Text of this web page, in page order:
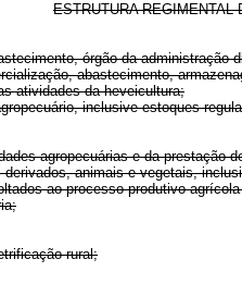
ESTRUTURA REGIMENTAL
órgão da
abastecimento,
atividades da heveicultura;
inclusive estoques
agropecuárias e da prestação
animais e vegetais,
ao processo produtivo
rural;